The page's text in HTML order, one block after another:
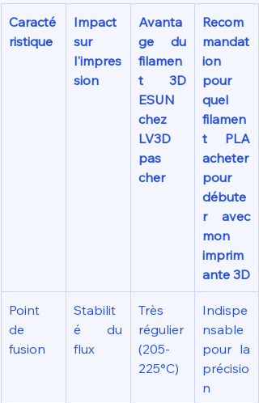
Caracté
ristique
Impact
sur
l'impres
sion
Avanta
ge du
filamen
t 3D
ESUN
chez
LV3D
pas
cher
Recom
mandat
ion
pour
quel
filamen
t PLA
acheter
pour
débute
r avec
mon
imprim
ante 3D
Point
de
fusion
Stabilit
é du
flux
Très
régulier
(205-
225°C)
Indispe
nsable
pour la
précisio
n